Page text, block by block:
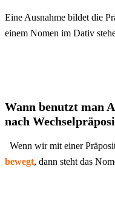
Eine Ausnahme bildet die
einem Nomen im Dativ
Wann benutzt man
nach
Wenn wir mit einer
bewegt, dann steht das